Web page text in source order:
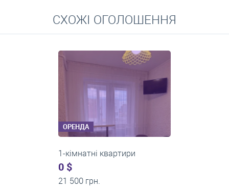
Середні ціни на довготривалу оренду квартир, особняків,
кімнат
СХОЖІ ОГОЛОШЕННЯ
ОРЕНДА
1-кімнатні квартири
0 $
13 000 грн.